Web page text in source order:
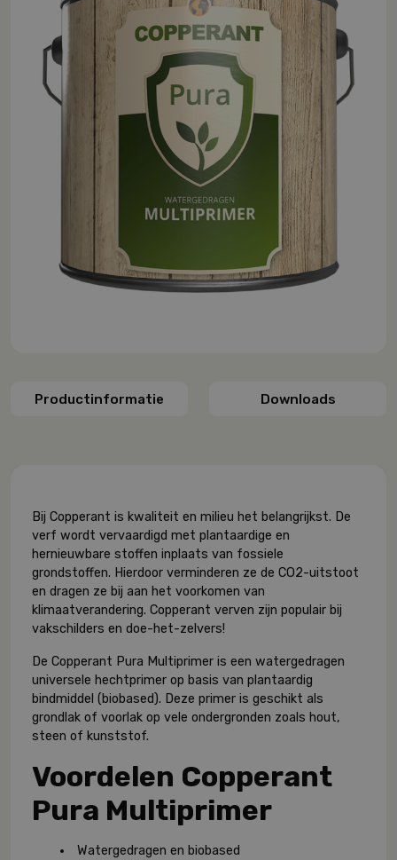
Productinformatie Downloads
Bij Copperant is kwaliteit en milieu het belangrijkst. De
verf wordt vervaardigd met plantaardige en
hernieuwbare stoffen inplaats van fossiele
grondstoffen. Hierdoor verminderen ze de CO2-uitstoot
en dragen ze bij aan het voorkomen van
klimaatverandering. Copperant verven zijn populair bij
vakschilders en doe-het-zelvers!
De Copperant Pura Multiprimer is een watergedragen
universele hechtprimer op basis van plantaardig
bindmiddel (biobased). Deze primer is geschikt als
grondlak of voorlak op vele ondergronden zoals hout,
steen of kunststof.
Voordelen Copperant
Pura Multiprimer
Watergedragen en biobased